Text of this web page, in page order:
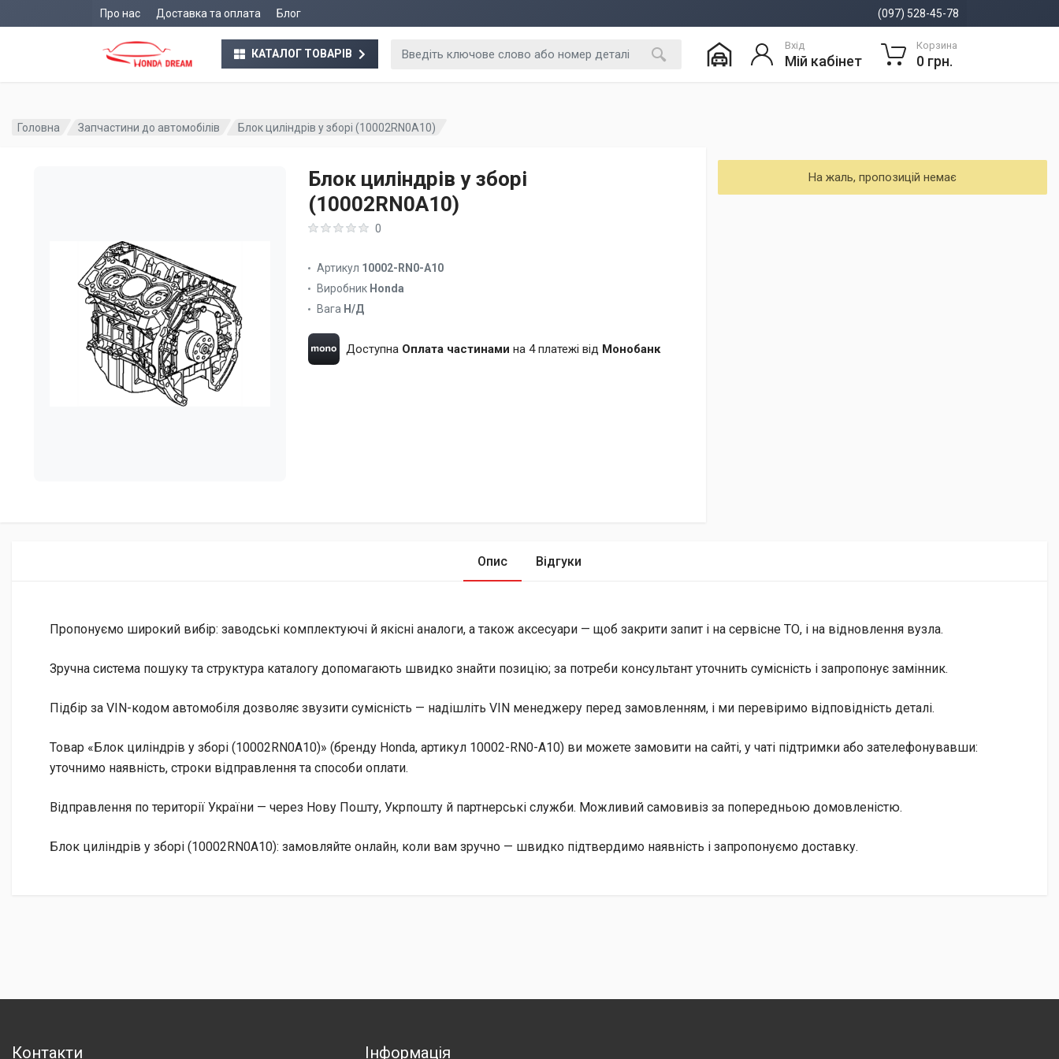
Про нас Доставка та оплата Блог (097) 528-45-78
КАТАЛОГ ТОВАРІВ
Вхід
Мій кабінет
Корзина
0 грн.
Головна Запчастини до автомобілів Блок циліндрів у зборі (10002RN0A10)
Блок циліндрів у зборі
(10002RN0A10)
0
Артикул 10002-RN0-A10
Виробник Honda
Вага Н/Д
Доступна Оплата частинами на 4 платежі від Монобанк
На жаль, пропозицій немає
Опис Відгуки
Пропонуємо широкий вибір: заводські комплектуючі й якісні аналоги, а також аксесуари — щоб закрити запит і на сервісне ТО, і на відновлення вузла.
Зручна система пошуку та структура каталогу допомагають швидко знайти позицію; за потреби консультант уточнить сумісність і запропонує замінник.
Підбір за VIN-кодом автомобіля дозволяє звузити сумісність — надішліть VIN менеджеру перед замовленням, і ми перевіримо відповідність деталі.
Товар «Блок циліндрів у зборі (10002RN0A10)» (бренду Honda, артикул 10002-RN0-A10) ви можете замовити на сайті, у чаті підтримки або зателефонувавши:
уточнимо наявність, строки відправлення та способи оплати.
Відправлення по території України — через Нову Пошту, Укрпошту й партнерські служби. Можливий самовивіз за попередньою домовленістю.
Блок циліндрів у зборі (10002RN0A10): замовляйте онлайн, коли вам зручно — швидко підтвердимо наявність і запропонуємо доставку.
Контакти Інформація